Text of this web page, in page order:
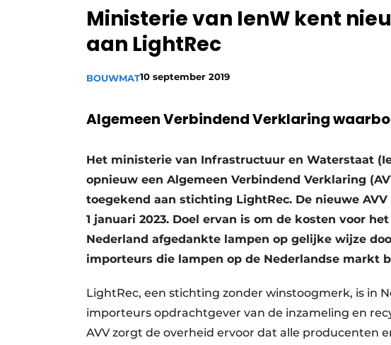
Ministerie van IenW kent
aan LightRec
BOUWMAT10 september 2019
Algemeen Verbindend Verklaring
Het ministerie van Infrastructuur en Waterstaat
opnieuw een Algemeen Verbindend Verklaring
toegekend aan stichting LightRec. De nieuwe
1 januari 2023. Doel ervan is om de kosten voor
Nederland afgedankte lampen op gelijke wijze
importeurs die lampen op de Nederlandse markt
LightRec, een stichting zonder winstoogmerk, is in
importeurs opdrachtgever van de inzameling en
AVV zorgt de overheid ervoor dat alle producenten